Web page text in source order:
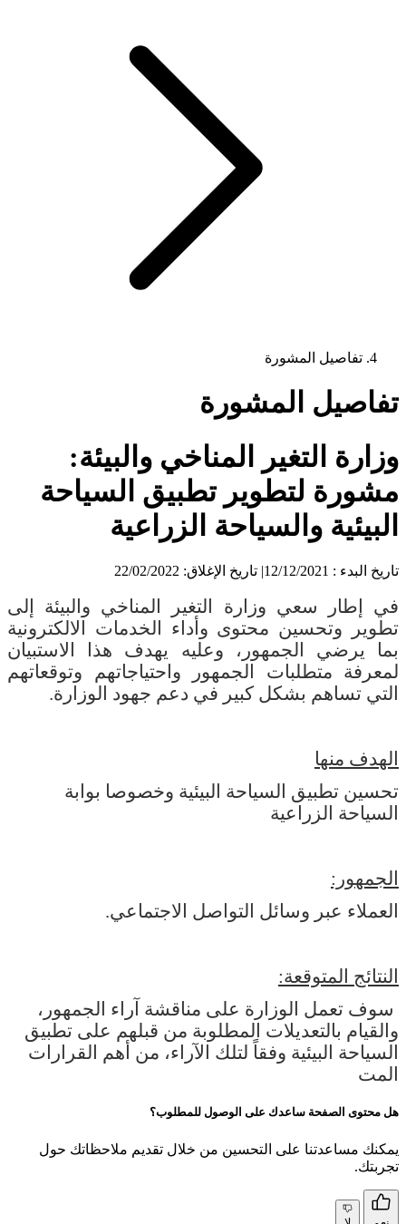
تفاصيل المشورة
تفاصيل المشورة
وزارة التغير المناخي والبيئة:
مشورة لتطوير تطبيق السياحة
البيئية والسياحة الزراعية
تاريخ البدء : 12/12/2021 | تاريخ الإغلاق: 22/02/2022
في إطار سعي وزارة التغير المناخي والبيئة إلى
تطوير وتحسين محتوى وأداء الخدمات الالكترونية
بما يرضي الجمهور، وعليه يهدف هذا الاستبيان
لمعرفة متطلبات الجمهور واحتياجاتهم وتوقعاتهم
التي تساهم بشكل كبير في دعم جهود الوزارة.
الهدف منها
تحسين تطبيق السياحة البيئية وخصوصا بوابة
السياحة الزراعية
الجمهور:
العملاء عبر وسائل التواصل الاجتماعي.
النتائج المتوقعة:
سوف تعمل الوزارة على مناقشة آراء الجمهور،
والقيام بالتعديلات المطلوبة من قبلهم على تطبيق
السياحة البيئية وفقاً لتلك الآراء، من أهم القرارات
المت
هل محتوى الصفحة ساعدك على الوصول للمطلوب؟
يمكنك مساعدتنا على التحسين من خلال تقديم ملاحظاتك حول
تجربتك.